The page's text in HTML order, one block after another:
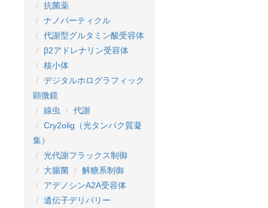
抗菌薬
ナノパーティクル
代謝型グルタミン酸受容体
β2アドレナリン受容体
核小体
デジタルホログラフィック
顕微鏡
線虫
代謝
Cry2olig（光タンパク質凝
集）
光代謝フラックス制御
大腸菌
解糖系制御
アデノシンA2A受容体
遺伝子デリバリー